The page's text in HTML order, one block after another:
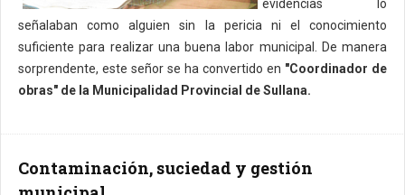
evidencias lo
señalaban como alguien sin la pericia ni el conocimiento
suficiente para realizar una buena labor municipal. De manera
sorprendente, este señor se ha convertido en "Coordinador de
obras" de la Municipalidad Provincial de Sullana.
Contaminación, suciedad y gestión